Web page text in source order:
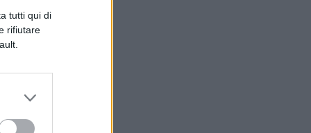
tutti qui di
rifiutare